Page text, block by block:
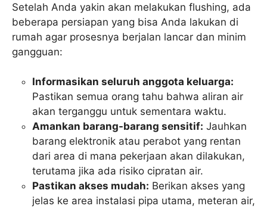
Setelah Anda yakin akan melakukan flushing, ada
beberapa persiapan yang bisa Anda lakukan di
rumah agar prosesnya berjalan lancar dan minim
gangguan:
Informasikan seluruh anggota keluarga:
Pastikan semua orang tahu bahwa aliran air
akan terganggu untuk sementara waktu.
Amankan barang-barang sensitif: Jauhkan
barang elektronik atau perabot yang rentan
dari area di mana pekerjaan akan dilakukan,
terutama jika ada risiko cipratan air.
Pastikan akses mudah: Berikan akses yang
jelas ke area instalasi pipa utama, meteran air,